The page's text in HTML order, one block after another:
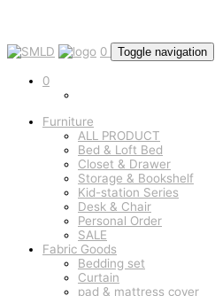
0 Toggle navigation
0
Furniture
ALL PRODUCT
Bed & Loft Bed
Closet & Drawer
Storage & Bookshelf
Kid-station Series
Desk & Chair
Personal Order
SALE
Fabric Goods
Bedding set
Curtain
pad & mattress cover